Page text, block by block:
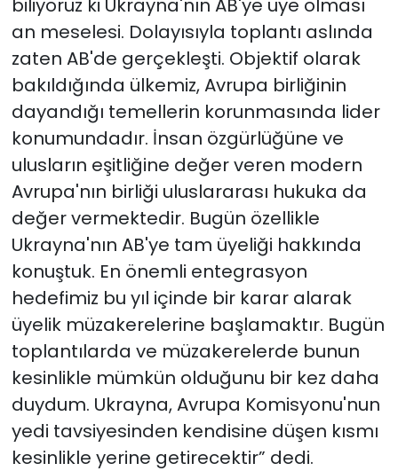
biliyoruz ki Ukrayna'nın AB'ye üye olması
an meselesi. Dolayısıyla toplantı aslında
zaten AB'de gerçekleşti. Objektif olarak
bakıldığında ülkemiz, Avrupa birliğinin
dayandığı temellerin korunmasında lider
konumundadır. İnsan özgürlüğüne ve
ulusların eşitliğine değer veren modern
Avrupa'nın birliği uluslararası hukuka da
değer vermektedir. Bugün özellikle
Ukrayna'nın AB'ye tam üyeliği hakkında
konuştuk. En önemli entegrasyon
hedefimiz bu yıl içinde bir karar alarak
üyelik müzakerelerine başlamaktır. Bugün
toplantılarda ve müzakerelerde bunun
kesinlikle mümkün olduğunu bir kez daha
duydum. Ukrayna, Avrupa Komisyonu'nun
yedi tavsiyesinden kendisine düşen kısmı
kesinlikle yerine getirecektir” dedi.